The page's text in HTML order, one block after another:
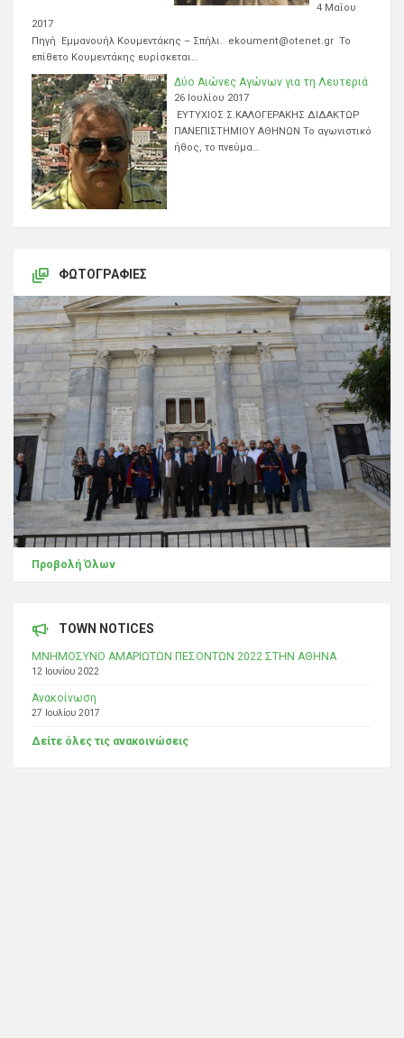
4 Μαΐου
2017
Πηγή Εμμανουήλ Κουμεντάκης – Σπήλι. ekoument@otenet.gr Το
επίθετο Κουμεντάκης ευρίσκεται…
Δύο Αιώνες Αγώνων για τη Λευτεριά
26 Ιουλίου 2017
ΕΥΤΥΧΙΟΣ Σ.ΚΑΛΟΓΕΡΑΚΗΣ ΔΙΔΑΚΤΩΡ
ΠΑΝΕΠΙΣΤΗΜΙΟΥ ΑΘΗΝΩΝ Το αγωνιστικό
ήθος, το πνεύμα…
ΦΩΤΟΓΡΑΦΊΕΣ
Προβολή Όλων
TOWN NOTICES
ΜΝΗΜΟΣΥΝΟ ΑΜΑΡΙΩΤΩΝ ΠΕΣΟΝΤΩΝ 2022 ΣΤΗΝ ΑΘΗΝΑ
12 Ιουνίου 2022
Ανακοίνωση
27 Ιουλίου 2017
Δείτε όλες τις ανακοινώσεις